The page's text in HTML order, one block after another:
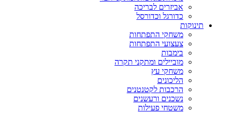
אביזרים לבריכה
כדורגל וכדורסל
תינוקות
משחקי התפתחות
צעצועי התפתחות
בימבות
מוביילים ומתקני תקרה
משחקי עץ
הליכונים
הרכבות לקטנטנים
נשכנים ורעשנים
משטחי פעילות